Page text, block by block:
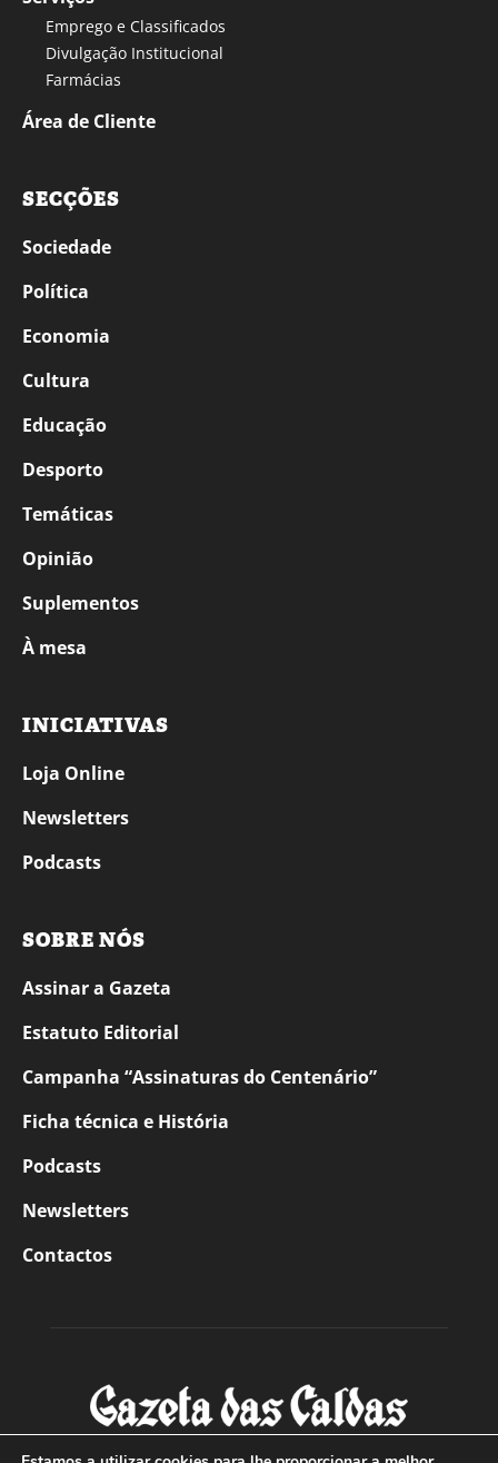
Emprego e Classificados
Divulgação Institucional
Farmácias
Área de Cliente
SECÇÕES
Sociedade
Política
Economia
Cultura
Educação
Desporto
Temáticas
Opinião
Suplementos
À mesa
INICIATIVAS
Loja Online
Newsletters
Podcasts
SOBRE NÓS
Assinar a Gazeta
Estatuto Editorial
Campanha “Assinaturas do Centenário”
Ficha técnica e História
Podcasts
Newsletters
Contactos